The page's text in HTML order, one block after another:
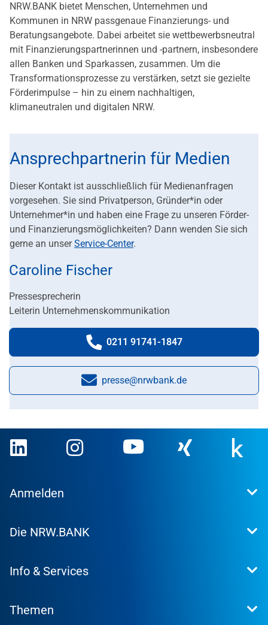
NRW.BANK bietet Menschen, Unternehmen und
Kommunen in NRW passgenaue Finanzierungs- und
Beratungsangebote. Dabei arbeitet sie wettbewerbsneutral
mit Finanzierungspartnerinnen und -partnern, insbesondere
allen Banken und Sparkassen, zusammen. Um die
Transformationsprozesse zu verstärken, setzt sie gezielte
Förderimpulse – hin zu einem nachhaltigen,
klimaneutralen und digitalen NRW.
Ansprechpartnerin für Medien
Dieser Kontakt ist ausschließlich für Medienanfragen
vorgesehen. Sie sind Privatperson, Gründer*in oder
Unternehmer*in und haben eine Frage zu unseren Förder-
und Finanzierungsmöglichkeiten? Dann wenden Sie sich
gerne an unserService-Center.
Caroline Fischer
Pressesprecherin
Leiterin Unternehmenskommunikation
Telefonnummer:
0211 91741-1847
E-Mail:
presse@nrwbank.de
Anmelden
Kundenportal
Die NRW.BANK
Presse
Research
Info & Services
Produktsuche
Themen